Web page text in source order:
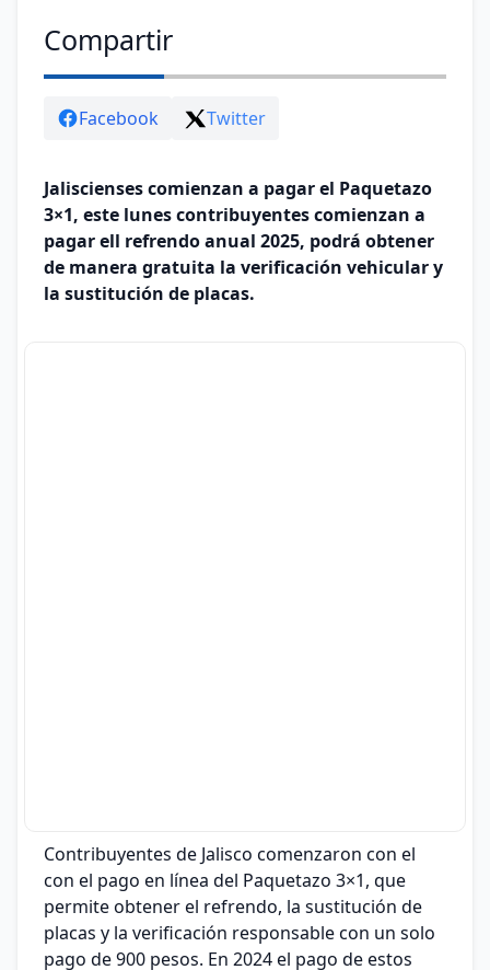
Compartir
Facebook Twitter
Jaliscienses comienzan a pagar el Paquetazo
3×1, este lunes contribuyentes comienzan a
pagar ell refrendo anual 2025, podrá obtener
de manera gratuita la verificación vehicular y
la sustitución de placas.
Contribuyentes de Jalisco comenzaron con el
con el pago en línea del Paquetazo 3×1, que
permite obtener el refrendo, la sustitución de
placas y la verificación responsable con un solo
pago de 900 pesos. En 2024 el pago de estos